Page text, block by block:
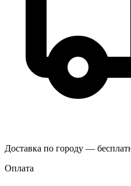
Доставка по городу —
Оплата